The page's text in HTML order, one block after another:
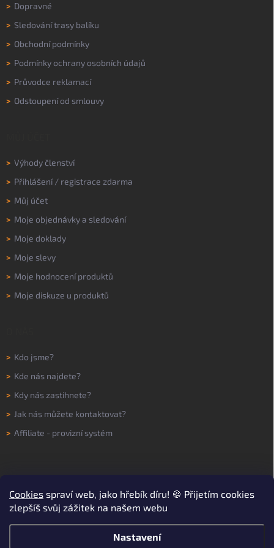
Cookies spraví web, jako hřebík díru! 🍪 Přijetím cookies
zlepšíš svůj zážitek na našem webu
Nastavení
> Dopravné
> Sledování trasy balíku
> Obchodní podmínky
> Podmínky ochrany osobních údajů
> Průvodce reklamací
> Odstoupení od smlouvy
> Výhody členství
> Přihlášení/ registrace zdarma
> Můj účet
> Moje objednávky a sledování
> Moje doklady
> Moje slevy
> Moje hodnocení produktů
> Moje diskuze u produktů
> Kdo jsme?
> Kde nás najdete?
> Kdy nás zastihnete?
> Jak nás můžete kontaktovat?
> Affiliate - provizní systém